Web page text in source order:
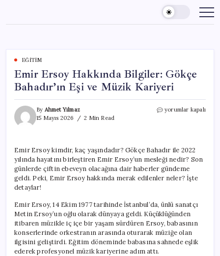
content
EĞITIM
Emir Ersoy Hakkında Bilgiler: Gökçe
Bahadır’ın Eşi ve Müzik Kariyeri
By Ahmet Yılmaz
15 Mayıs 2026
2 Min Read
Emir
Bahadır’ın
Eşi
ve
Müzik
yorumlar kapalı
Emir Ersoy kimdir, kaç yaşındadır? Gökçe Bahadır ile 2022
yılında hayatını birleştiren Emir Ersoy’un mesleği nedir? Son
günlerde çiftin ebeveyn olacağına dair haberler gündeme
geldi. Peki, Emir Ersoy hakkında merak edilenler neler? İşte
detaylar!
Emir Ersoy, 14 Ekim 1977 tarihinde İstanbul’da, ünlü sanatçı
Metin Ersoy’un oğlu olarak dünyaya geldi. Küçüklüğünden
itibaren müzikle iç içe bir yaşam sürdüren Ersoy, babasının
konserlerinde orkestranın arasında oturarak müziğe olan
ilgisini geliştirdi. Eğitim döneminde babasına sahnede eşlik
ederek profesyonel müzik kariyerine adım attı.